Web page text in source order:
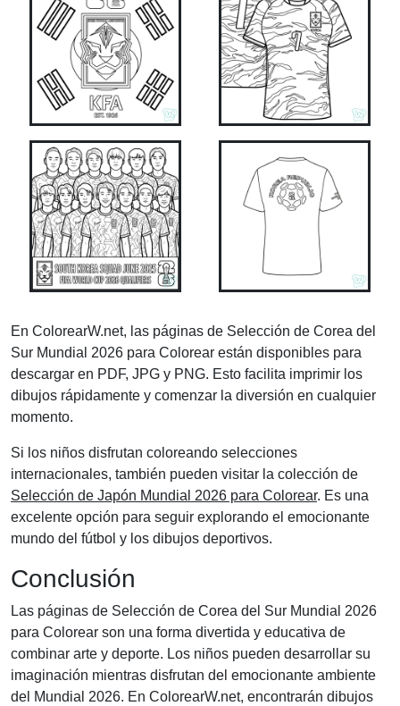
En ColorearW.net, las páginas de Selección de Corea del
Sur Mundial 2026 para Colorear están disponibles para
descargar en PDF, JPG y PNG. Esto facilita imprimir los
dibujos rápidamente y comenzar la diversión en cualquier
momento.
Si los niños disfrutan coloreando selecciones
internacionales, también pueden visitar la colección de
Selección de Japón Mundial 2026 para Colorear. Es una
excelente opción para seguir explorando el emocionante
mundo del fútbol y los dibujos deportivos.
Conclusión
Las páginas de Selección de Corea del Sur Mundial 2026
para Colorear son una forma divertida y educativa de
combinar arte y deporte. Los niños pueden desarrollar su
imaginación mientras disfrutan del emocionante ambiente
del Mundial 2026. En ColorearW.net, encontrarán dibujos